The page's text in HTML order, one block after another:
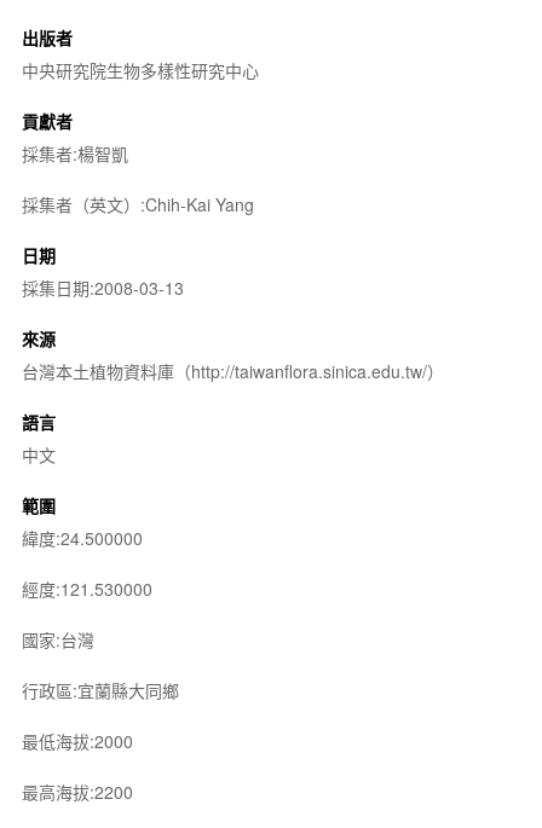
出版者
中央研究院生物多樣性研究中心
貢獻者
採集者:楊智凱
採集者（英文）:Chih-Kai Yang
日期
採集日期:2008-03-13
來源
台灣本土植物資料庫（http://taiwanflora.sinica.edu.tw/）
語言
中文
範圍
緯度:24.500000
經度:121.530000
國家:台灣
行政區:宜蘭縣大同鄉
最低海拔:2000
最高海拔:2200